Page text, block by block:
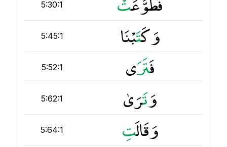
5:30:1
5:45:1 وَكَتَبْنَا
5:52:1 فَتَرَى
5:62:1 وَتَرَىٰ
5:64:1 وَقَالَت